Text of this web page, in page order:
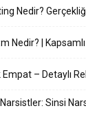
Nedir?
Nedir? |
Empat – Detaylı
Narsistler: Sinsi